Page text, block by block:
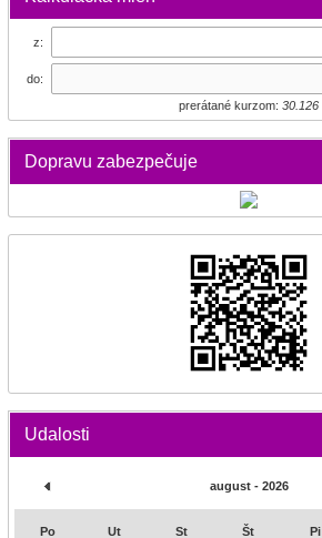
z:
do:
prerátané kurzom: 30.126
Dopravu zabezpečuje
Udalosti
august - 2026
Po Ut St Št Pi